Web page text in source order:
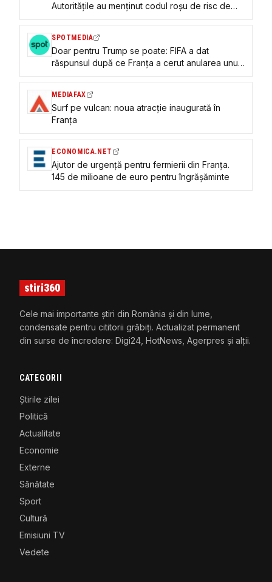
Autoritățile au menținut codul roșu de risc de
incendii
SPOTMEDIA
Doar pentru Trump se poate: FIFA a dat
răspunsul după ce Franța a cerut anularea unui
cartonaș galben
MEDIAFAX
Surf pe vulcan: noua atracție inaugurată în
Franța
ECONOMICA.NET
Ajutor de urgenţă pentru fermierii din Franţa.
145 de milioane de euro pentru îngrăşăminte
stiri360
Cele mai importante știri din România și din lume,
condensate pentru cititorii grăbiți. Actualizat permanent
din surse de încredere: Digi24, HotNews, Agerpres și alții.
CATEGORII
Știrile zilei
Politică
Actualitate
Economie
Externe
Sănătate
Sport
Cultură
Emisiuni TV
Vedete